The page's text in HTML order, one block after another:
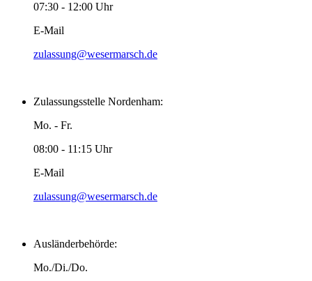
07:30 - 12:00 Uhr
E-Mail
zulassung@wesermarsch.de
Zulassungsstelle Nordenham:
Mo. - Fr.
08:00 - 11:15 Uhr
E-Mail
zulassung@wesermarsch.de
Ausländerbehörde:
Mo./Di./Do.